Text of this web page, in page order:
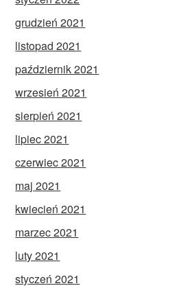
grudzień 2021
listopad 2021
październik 2021
wrzesień 2021
sierpień 2021
lipiec 2021
czerwiec 2021
maj 2021
kwiecień 2021
marzec 2021
luty 2021
styczeń 2021